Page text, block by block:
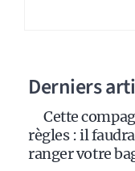
Derniers
Cette
règles : il
ranger votre